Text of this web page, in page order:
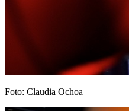
Foto: Claudia Ochoa